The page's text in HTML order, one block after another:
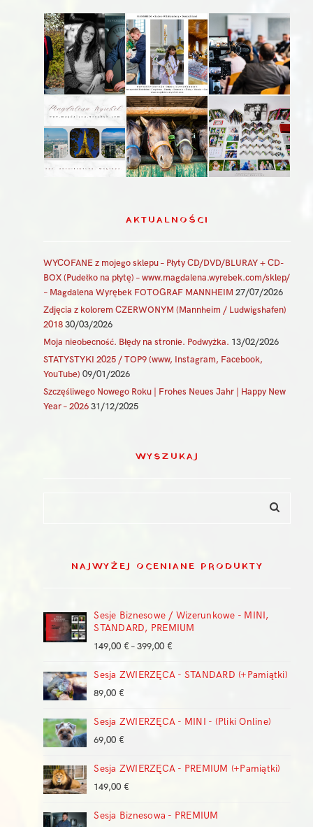
AKTUALNOŚCI
WYCOFANE z mojego sklepu – Płyty CD/DVD/BLURAY + CD-
BOX (Pudełko na płytę) – www.magdalena.wyrebek.com/sklep/
– Magdalena Wyrębek FOTOGRAF MANNHEIM 27/07/2026
Zdjęcia z kolorem CZERWONYM (Mannheim / Ludwigshafen)
2018 30/03/2026
Moja nieobecność. Błędy na stronie. Podwyżka. 13/02/2026
STATYSTYKI 2025 / TOP9 (www, Instagram, Facebook,
YouTube) 09/01/2026
Szczęśliwego Nowego Roku | Frohes Neues Jahr | Happy New
Year – 2026 31/12/2025
WYSZUKAJ
NAJWYŻEJ OCENIANE PRODUKTY
Sesje Biznesowe / Wizerunkowe - MINI,
STANDARD, PREMIUM
149,00 € – 399,00 €
od
399,00 €
Sesja ZWIERZĘCA - STANDARD (+Pamiątki)
89,00 €
Sesja ZWIERZĘCA - MINI - (Pliki Online)
69,00 €
Sesja ZWIERZĘCA - PREMIUM (+Pamiątki)
149,00 €
Sesja Biznesowa - PREMIUM